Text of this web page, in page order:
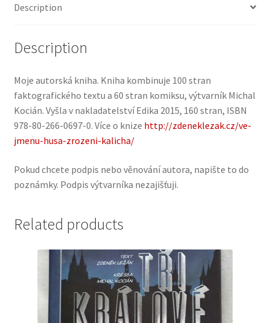
Description
Description
Moje autorská kniha. Kniha kombinuje 100 stran
faktografického textu a 60 stran komiksu, výtvarník Michal
Kocián. Vyšla v nakladatelství Edika 2015, 160 stran, ISBN
978-80-266-0697-0. Více o knize http://zdeneklezak.cz/ve-
jmenu-husa-zrozeni-kalicha/
Pokud chcete podpis nebo věnování autora, napište to do
poznámky. Podpis výtvarníka nezajišťuji.
Related products